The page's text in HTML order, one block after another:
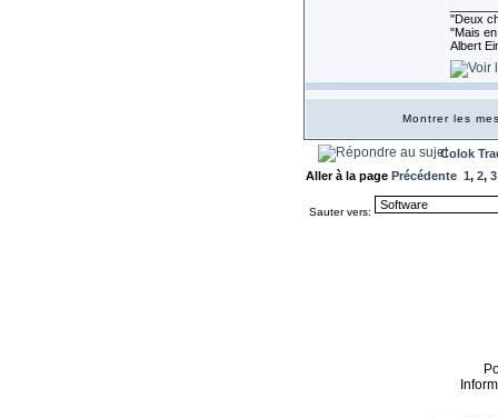
''Deux
"Mais
Albert
Montrer les
Colok
Aller à la page Précédente 1, 2, 3
Sauter vers: